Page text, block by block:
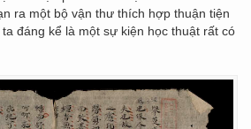
ra một bộ vận thư thích hợp thuận tiện
đáng kể là một sự kiện học thuật rất có